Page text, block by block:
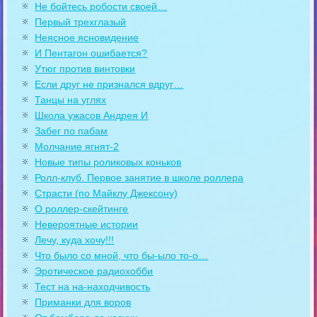
Не бойтесь робости своей…
Первый трехглазый
Неясное ясновидение
И Пентагон ошибается?
Утюг против винтовки
Если друг не признался вдруг…
Танцы на углях
Школа ужасов Андрея И
Забег по пабам
Молчание ягнят-2
Новые типы роликовых коньков
Ролл-клуб. Первое занятие в школе роллера
Страсти (по Майклу Джексону)
О роллер-скейтинге
Невероятные истории
Лечу, куда хочу!!!
Что было со мной, что бы-ыло то-о…
Эротическое радиохобби
Тест на на-находчивость
Приманки для воров